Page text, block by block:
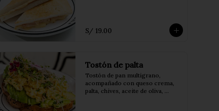
S/ 19.00
Tostón de palta
Tostón de pan multigrano,
acompañado con queso crema,
palta, chives, aceite de oliva,